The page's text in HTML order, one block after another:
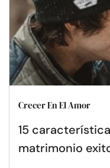
Crecer En El Amor
15
matrimonio